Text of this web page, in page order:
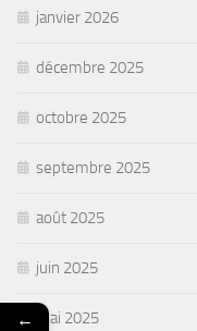
janvier 2026
décembre 2025
octobre 2025
septembre 2025
août 2025
juin 2025
mai 2025
←